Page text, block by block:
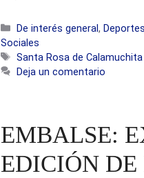
Categorías
De interés general,
Sociales
Etiquetas
Santa Rosa de Calamuchita
Deja un comentario
EMBALSE:
EDICIÓN